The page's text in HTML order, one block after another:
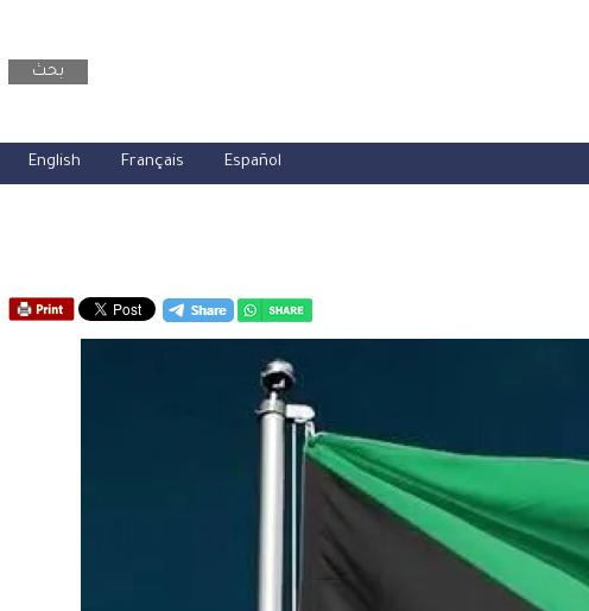
بحث
English Français Español